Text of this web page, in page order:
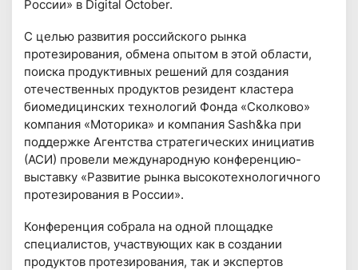
России» в Digital October.
С целью развития российского рынка
протезирования, обмена опытом в этой области,
поиска продуктивных решений для создания
отечественных продуктов резидент кластера
биомедицинских технологий Фонда «Сколково»
компания «Моторика» и компания Sash&ka при
поддержке Агентства стратегических инициатив
(АСИ) провели международную конференцию-
выставку «Развитие рынка высокотехнологичного
протезирования в России».
Конференция собрала на одной площадке
специалистов, участвующих как в создании
продуктов протезирования, так и экспертов